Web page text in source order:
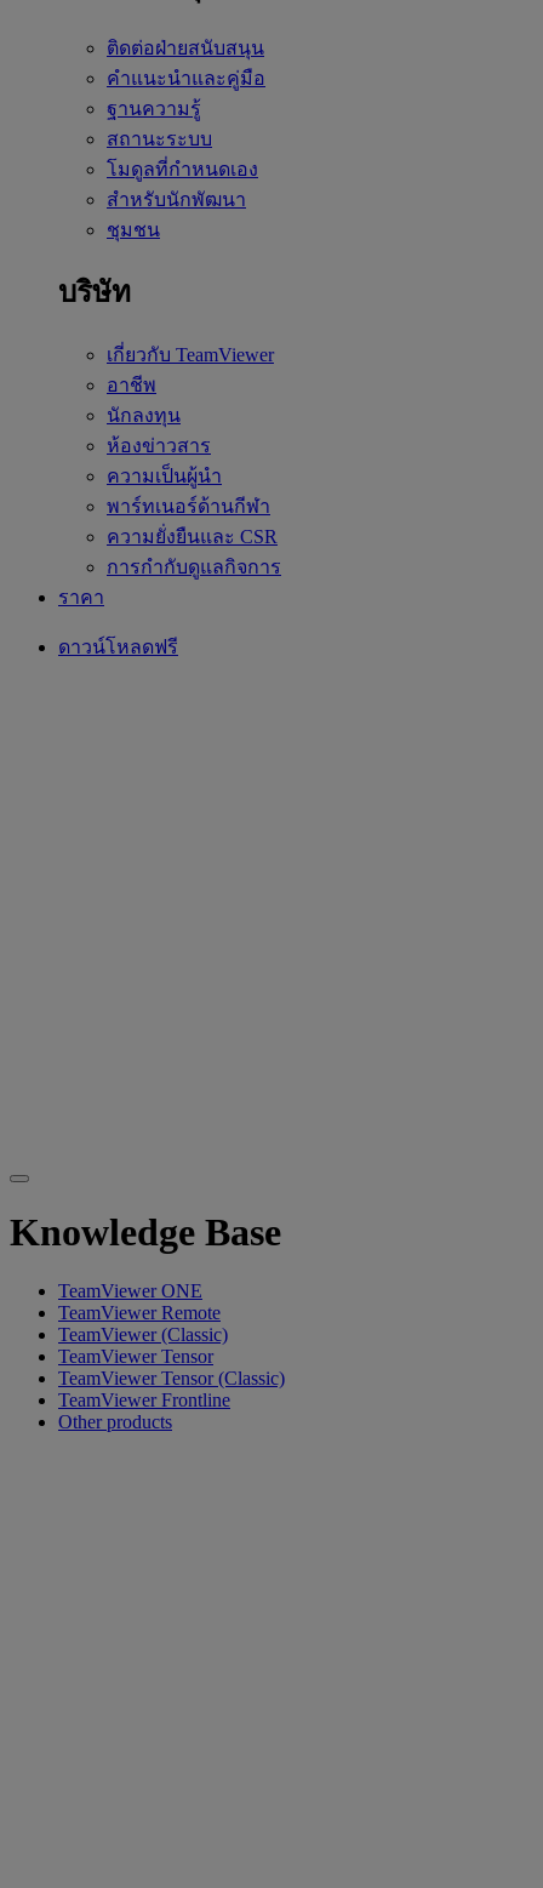
ติดต่อฝ่ายสนับสนุน
คำแนะนำและคู่มือ
ฐานความรู้
สถานะระบบ
โมดูลที่กำหนดเอง
สำหรับนักพัฒนา
ชุมชน
บริษัท
เกี่ยวกับ TeamViewer
อาชีพ
นักลงทุน
ห้องข่าวสาร
ความเป็นผู้นำ
พาร์ทเนอร์ด้านกีฬา
ความยั่งยืนและ CSR
การกำกับดูแลกิจการ
ราคา
ดาวน์โหลดฟรี
Knowledge Base
TeamViewer ONE
TeamViewer Remote
TeamViewer (Classic)
TeamViewer Tensor
TeamViewer Tensor (Classic)
TeamViewer Frontline
Other products